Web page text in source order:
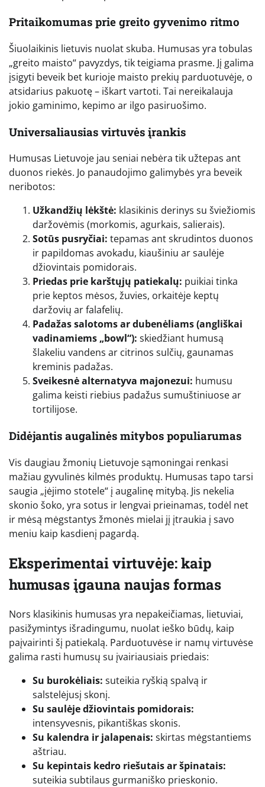
Pritaikomumas prie greito gyvenimo ritmo
Šiuolaikinis lietuvis nuolat skuba. Humusas yra tobulas
„greito maisto“ pavyzdys, tik teigiama prasme. Jį galima
įsigyti beveik bet kurioje maisto prekių parduotuvėje, o
atsidarius pakuotę – iškart vartoti. Tai nereikalauja
jokio gaminimo, kepimo ar ilgo pasiruošimo.
Universaliausias virtuvės įrankis
Humusas Lietuvoje jau seniai nebėra tik užtepas ant
duonos riekės. Jo panaudojimo galimybės yra beveik
neribotos:
Užkandžių lėkštė: klasikinis derinys su šviežiomis
daržovėmis (morkomis, agurkais, salierais).
Sotūs pusryčiai: tepamas ant skrudintos duonos
ir papildomas avokadu, kiaušiniu ar saulėje
džiovintais pomidorais.
Priedas prie karštųjų patiekalų: puikiai tinka
prie keptos mėsos, žuvies, orkaitėje keptų
daržovių ar falafelių.
Padažas salotoms ar dubenėliams (angliškai
vadinamiems „bowl“): skiedžiant humusą
šlakeliu vandens ar citrinos sulčių, gaunamas
kreminis padažas.
Sveikesnė alternatyva majonezui: humusu
galima keisti riebius padažus sumuštiniuose ar
tortilijose.
Didėjantis augalinės mitybos populiarumas
Vis daugiau žmonių Lietuvoje sąmoningai renkasi
mažiau gyvulinės kilmės produktų. Humusas tapo tarsi
saugia „įėjimo stotele“ į augalinę mitybą. Jis nekelia
skonio šoko, yra sotus ir lengvai prieinamas, todėl net
ir mėsą mėgstantys žmonės mielai jį įtraukia į savo
meniu kaip kasdienį pagardą.
Eksperimentai virtuvėje: kaip
humusas įgauna naujas formas
Nors klasikinis humusas yra nepakeičiamas, lietuviai,
pasižymintys išradingumu, nuolat ieško būdų, kaip
paįvairinti šį patiekalą. Parduotuvėse ir namų virtuvėse
galima rasti humusų su įvairiausiais priedais:
Su burokėliais: suteikia ryškią spalvą ir
salstelėjusį skonį.
Su saulėje džiovintais pomidorais:
intensyvesnis, pikantiškas skonis.
Su kalendra ir jalapenais: skirtas mėgstantiems
aštriau.
Su kepintais kedro riešutais ar špinatais:
suteikia subtilaus gurmaniško prieskonio.